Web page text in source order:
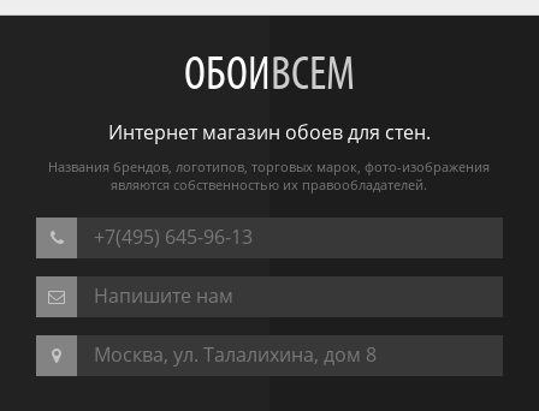
ОБОИВСЕМ
Интернет магазин обоев для стен.
Названия брендов, логотипов, торговых марок, фото-изображения
являются собственностью их правообладателей.
+7(495) 645-96-13
Напишите нам
Москва, ул. Талалихина, дом 8